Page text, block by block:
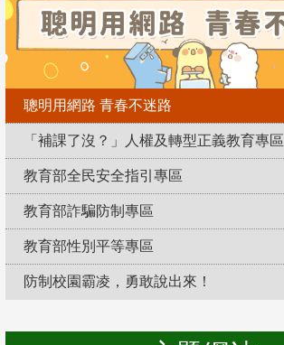
聰明用網路 青春不迷路
「補課了沒？」人權及轉型正義教育專區
教育部全民安全指引專區
教育部詐騙防制專區
教育部性別平等專區
防制校園霸凌，勇敢說出來！